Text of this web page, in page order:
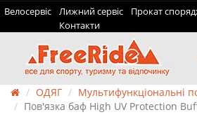
Велосервіс Лижний сервіс Прокат
Контакти
ОДЯГ
Мультифункціональні
Пов'язка баф High UV Protection